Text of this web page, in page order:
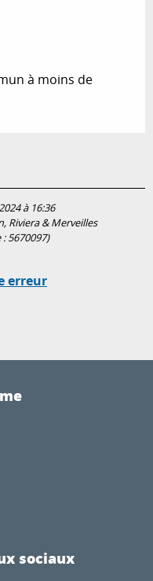
à moins de
à 16:36
Riviera & Merveilles
:5670097)
erreur
sociaux